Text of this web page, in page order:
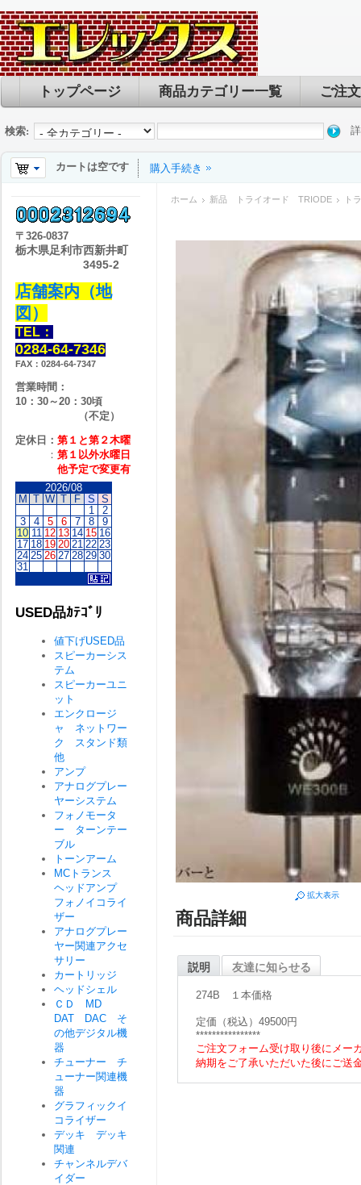
トップページ 商品カテゴリー一覧 ご注
検索:
カートは空です 購入手続き
ホーム 新品 トライオード TRIODE ト
拡大表示
商品詳細
説明 友達に知らせる
274B １本価格
定価（税込）49500円
****************
ご注文フォーム受け取り後にメー
納期をご了承いただいた後にご送
〒 326-0837
栃木県足利市西新井町
3495-2
店舗案内（地
図）
TEL：
0284-64-7346
FAX：0284-64-7347
営業時間：
10：30～20：30頃
（不定）
定休日： 第１と第２木曜
： 第１以外水曜日
他予定で変更有
2026/08
M T W T F S S
1
2
3
4 5 6 7 8
9
10 11 12 13 14 15 16
17 18 19 20 21 22 23
24 25 26 27 28 29 30
31
USED品ｶﾃｺﾞﾘ
値下げUSED品
スピーカーシス
テム
スピーカーユニ
ット
エンクロージ
ャ ネットワー
ク スタンド類
他
アンプ
アナログプレー
ヤーシステム
フォノモータ
ー ターンテー
ブル
トーンアーム
MCトランス
ヘッドアンプ
フォノイコライ
ザー
アナログプレー
ヤー関連アクセ
サリー
カートリッジ
ヘッドシェル
ＣＤ MD
DAT DAC そ
の他デジタル機
器
チューナー チ
ューナー関連機
器
グラフィックイ
コライザー
デッキ デッキ
関連
チャンネルデバ
イダー